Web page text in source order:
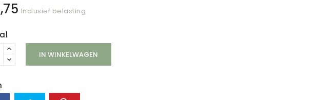
Inclusief belasting
IN WINKELWAGEN